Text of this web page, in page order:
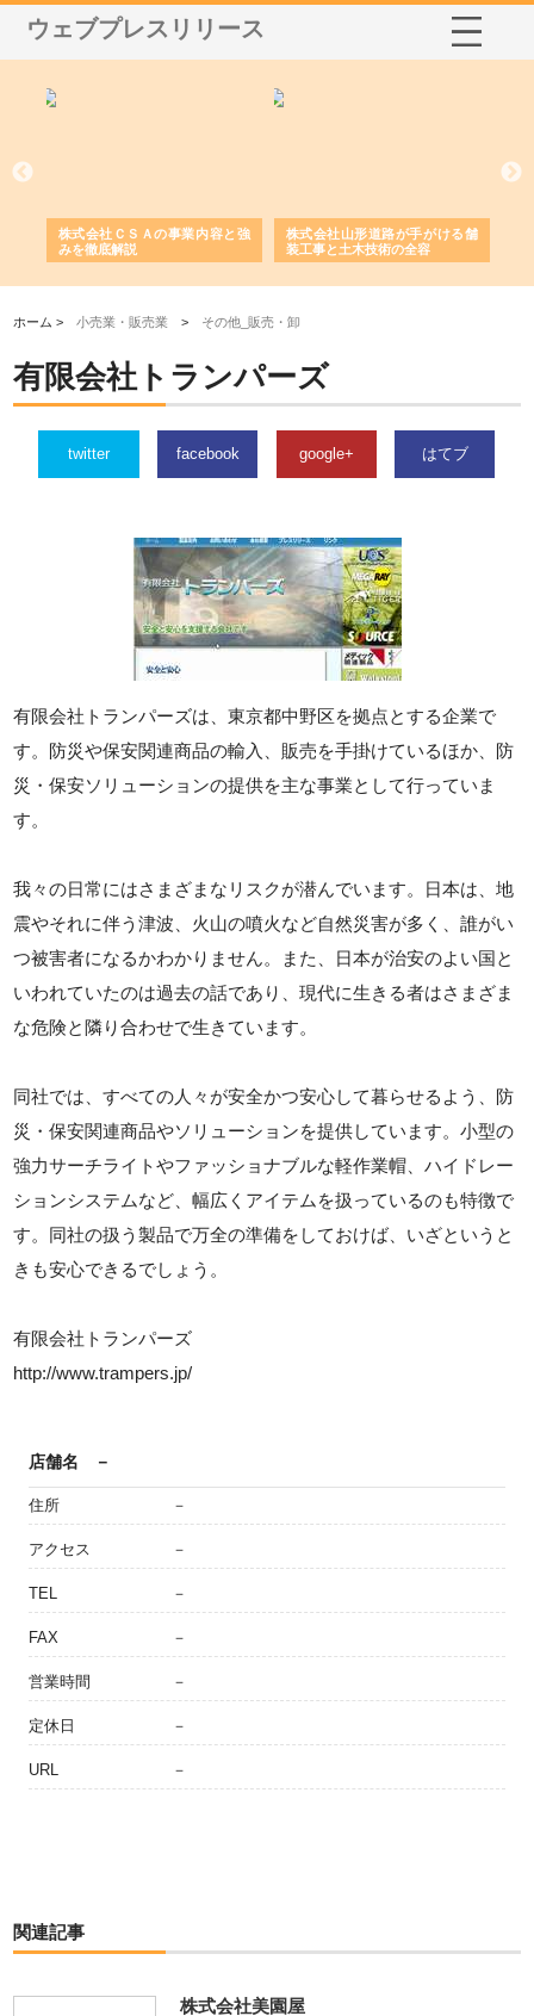
ウェブプレスリリース
株式会社ＣＳＡの事業内容と強
みを徹底解説
株式会社山形道路が手がける舗
装工事と土木技術の全容
ホーム >小売業・販売業 > その他_販売・卸
有限会社トランパーズ
twitter facebook google+ はてブ
有限会社トランパーズは、東京都中野区を拠点とする企業で
す。防災や保安関連商品の輸入、販売を手掛けているほか、防
災・保安ソリューションの提供を主な事業として行っていま
す。
我々の日常にはさまざまなリスクが潜んでいます。日本は、地
震やそれに伴う津波、火山の噴火など自然災害が多く、誰がい
つ被害者になるかわかりません。また、日本が治安のよい国と
いわれていたのは過去の話であり、現代に生きる者はさまざま
な危険と隣り合わせで生きています。
同社では、すべての人々が安全かつ安心して暮らせるよう、防
災・保安関連商品やソリューションを提供しています。小型の
強力サーチライトやファッショナブルな軽作業帽、ハイドレー
ションシステムなど、幅広くアイテムを扱っているのも特徴で
す。同社の扱う製品で万全の準備をしておけば、いざというと
きも安心できるでしょう。
有限会社トランパーズ
http://www.trampers.jp/
店舗名 －
住所 －
アクセス －
TEL －
FAX －
営業時間 －
定休日 －
URL －
関連記事
株式会社美園屋